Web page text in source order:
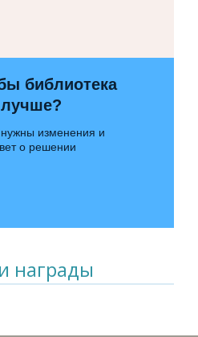
библиотека
изменения и
о решении
награды